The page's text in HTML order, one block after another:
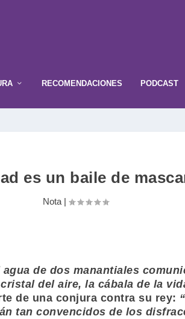
RECOMENDACIONES PODCAST
es un baile de
Nota|
de dos manantiales
del aire, la cábala de la
de una conjura contra su rey:
tan convencidos de los